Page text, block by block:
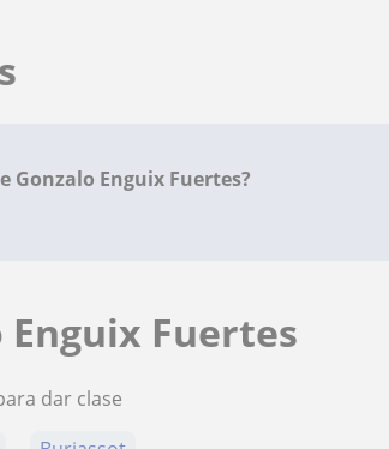
Gonzalo Enguix Fuertes?
Enguix Fuertes
dar clase